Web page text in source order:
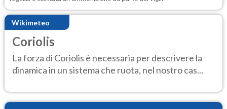
Wikimeteo
Coriolis
La forza di Coriolis è necessaria per descrivere la
dinamica in un sistema che ruota, nel nostro cas...